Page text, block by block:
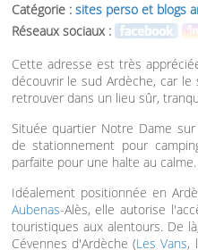
Catégorie : sites perso et blogs
Réseaux sociaux :
Cette adresse est très
découvrir le sud Ardèche, car
retrouver dans un lieu sûr,
Située quartier Notre Dame
de stationnement pour
parfaite pour une halte au calme.
Idéalement positionnée en
Aubenas-Alès, elle autorise
touristiques aux alentours. De
Cévennes d'Ardèche (Les Vans,